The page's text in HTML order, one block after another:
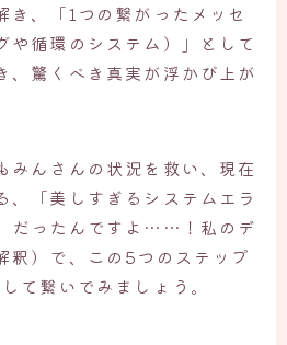
き、「1つの繋がったメッセ
や循環のシステム）」として
、驚くべき真実が浮かび上が
みんさんの状況を救い、現在
、「美しすぎるシステムエラ
だったんですよ……！私のデ
釈）で、この5つのステップ
て繋いでみましょう。